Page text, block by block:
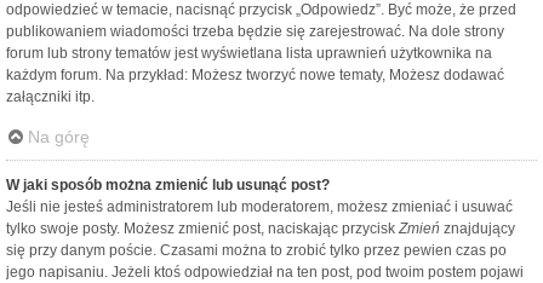
odpowiedzieć w temacie, nacisnąć przycisk „Odpowiedz”. Być może, że przed
publikowaniem wiadomości trzeba będzie się zarejestrować. Na dole strony
forum lub strony tematów jest wyświetlana lista uprawnień użytkownika na
każdym forum. Na przykład: Możesz tworzyć nowe tematy, Możesz dodawać
załączniki itp.
Na górę
W jaki sposób można zmienić lub usunąć post?
Jeśli nie jesteś administratorem lub moderatorem, możesz zmieniać i usuwać
tylko swoje posty. Możesz zmienić post, naciskając przycisk Zmień znajdujący
się przy danym poście. Czasami można to zrobić tylko przez pewien czas po
jego napisaniu. Jeżeli ktoś odpowiedział na ten post, pod twoim postem pojawi